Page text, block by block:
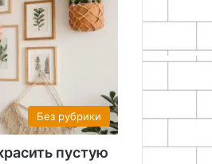
Без рубрики
пустую